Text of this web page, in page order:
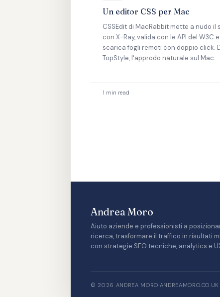
Un editor CSS per Mac
CSSEdit di MacRabbit mette a nudo il
con X-Ray, valida con le API del W3C e
scarica fogli remoti con doppio click.
TopStyle, l'approdo naturale sul Mac.
1 min read
Andrea Moro
Aiuto aziende e professionisti a
ricerca, trasformare il traffico in risultati
con strategie SEO tecniche, analytics e
© 2026 ANDREA MORO·